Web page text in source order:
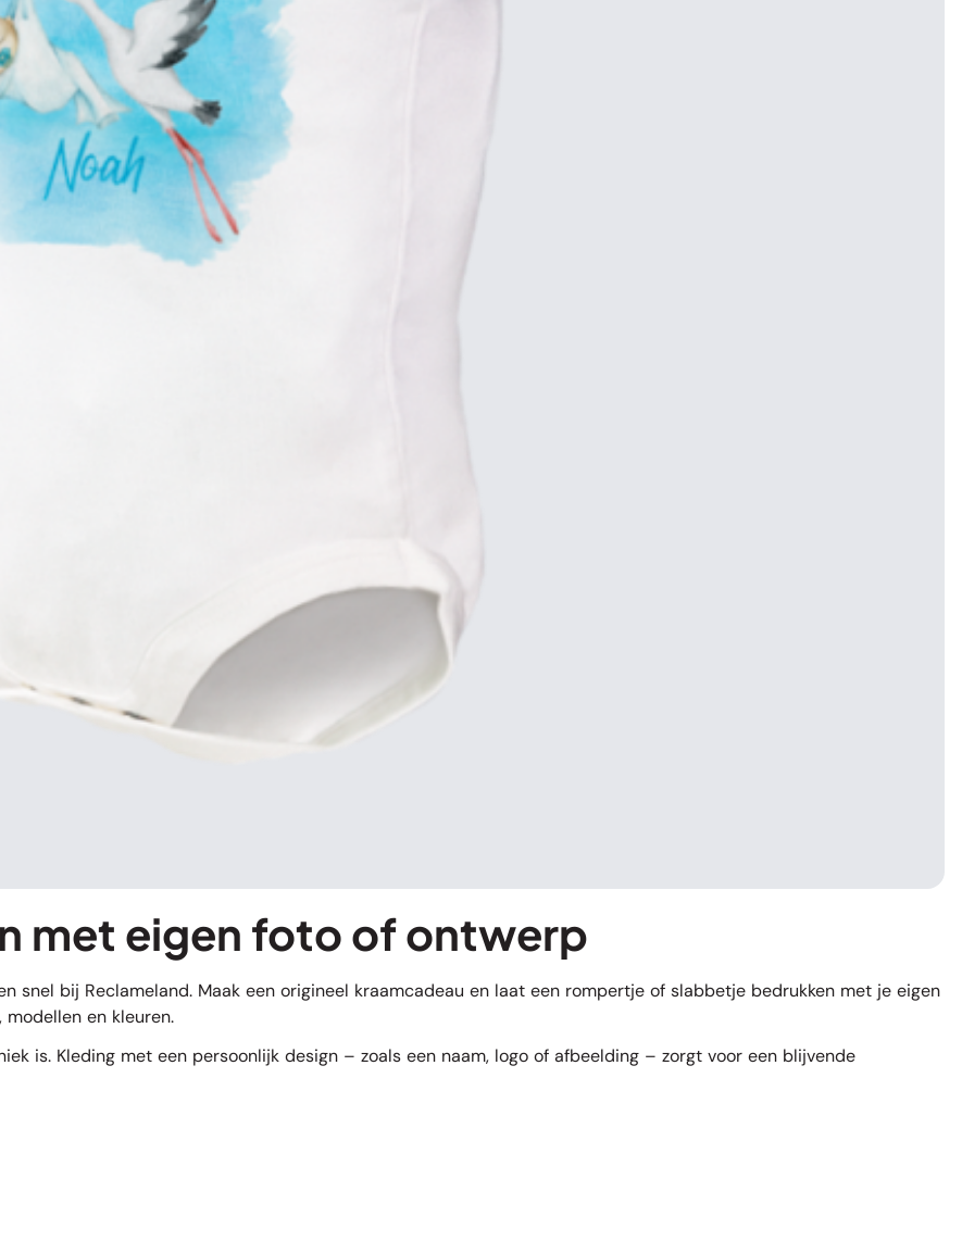
met eigen foto of ontwerp
snel bij Reclameland. Maak een origineel kraamcadeau en laat een rompertje of slabbetje bedrukken met je eigen
en kleuren.
is. Kleding met een persoonlijk design – zoals een naam, logo of afbeelding – zorgt voor een blijvende